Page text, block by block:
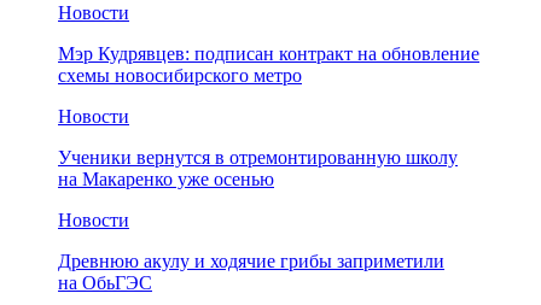
Новости
Мэр Кудрявцев: подписан контракт на обновление
схемы новосибирского метро
Новости
Ученики вернутся в отремонтированную школу
на Макаренко уже осенью
Новости
Древнюю акулу и ходячие грибы заприметили
на ОбьГЭС